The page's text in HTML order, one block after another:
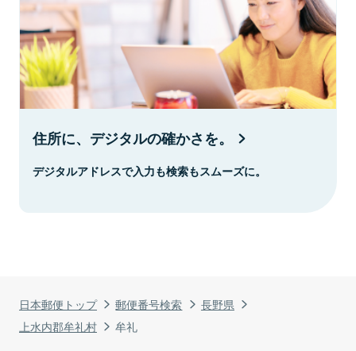
日本郵便トップ 郵便番号検索
長野県
上水内郡牟礼村
牟礼
住所に、デジタルの確かさを。
デジタルアドレスで入力も検索もスムーズに。